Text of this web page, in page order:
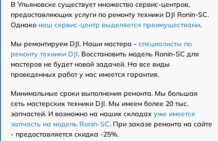
В Ульяновске существует множество сервис-центров,
предоставляющих услуги по ремонту техники DJI Ronin-SC.
Однако наш сервис-центр выделяется преимуществами.
Мы ремонтируем DJI. Наши мастера - специалисты по
ремонту техники DJI. Восстановить модель Ronin-SC для
мастеров не будет новой задачей. На все виды
проведенных работ у нас имеется гарантия.
Минимальные сроки выполнения ремонта. Мы большая
сеть мастерских техники DJI. Мы имеем более 20 тыс.
запчастей. И возможно на наших складах уже имеется
запчасть на модель Ronin-SC. При заказе ремонта на сайте
- предоставляется скидка -25%.